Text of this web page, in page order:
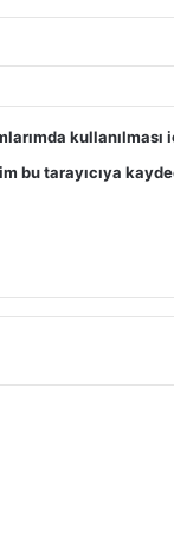
kullanılması
bu tarayıcıya